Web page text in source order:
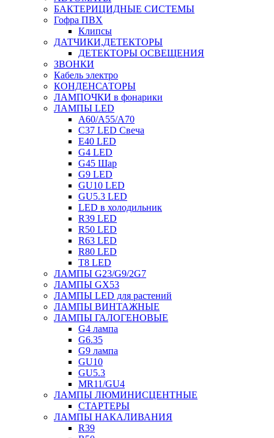
БАКТЕРИЦИДНЫЕ СИСТЕМЫ
Гофра ПВХ
Клипсы
ДАТЧИКИ,ДЕТЕКТОРЫ
ДЕТЕКТОРЫ ОСВЕЩЕНИЯ
ЗВОНКИ
Кабель электро
КОНДЕНСАТОРЫ
ЛАМПОЧКИ в фонарики
ЛАМПЫ LED
A60/A55/A70
C37 LED Свеча
E40 LED
G4 LED
G45 Шар
G9 LED
GU10 LED
GU5.3 LED
LED в холодильник
R39 LED
R50 LED
R63 LED
R80 LED
T8 LED
ЛАМПЫ G23/G9/2G7
ЛАМПЫ GX53
ЛАМПЫ LED для растений
ЛАМПЫ ВИНТАЖНЫЕ
ЛАМПЫ ГАЛОГЕНОВЫЕ
G4 лампа
G6.35
G9 лампа
GU10
GU5.3
MR11/GU4
ЛАМПЫ ЛЮМИНИСЦЕНТНЫЕ
СТАРТЕРЫ
ЛАМПЫ НАКАЛИВАНИЯ
R39